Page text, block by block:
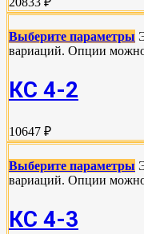
Выберите параметры
вариаций. Опции можно
КС 4-2
10647 ₽
Выберите параметры
вариаций. Опции можно
КС 4-3